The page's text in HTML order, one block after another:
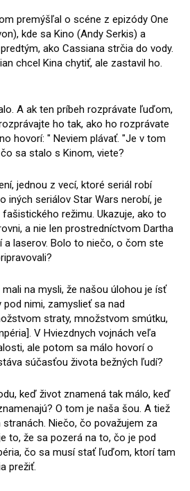
premýšľal o scéne z epizódy One
kde sa Kino (Andy Serkis) a
ako Cassiana strčia do vody.
chcel Kina chytiť, ale zastavil ho.
A ak ten príbeh rozprávate ľuďom,
ho tak, ako ho rozprávate
hovorí: " Neviem plávať. "Je v tom
sa stalo s Kinom, viete?
jednou z vecí, ktoré seriál robí
iných seriálov Star Wars nerobí, je
režimu. Ukazuje, ako to
a nie len prostredníctvom Dartha
a laserov. Bolo to niečo, o čom ste
na mysli, že našou úlohou je ísť
nimi, zamyslieť sa nad
straty, množstvom smútku,
V Hviezdnych vojnách veľa
ale potom sa málo hovorí o
súčasťou života bežných ľudí?
keď život znamená tak málo, keď
O tom je naša šou. A tiež
Niečo, čo považujem za
to, že sa pozerá na to, čo je pod
čo sa musí stať ľuďom, ktorí tam
prežiť.